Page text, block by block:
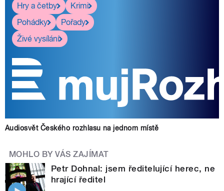
Hry a četby
Krimi
Pohádky
Pořady
Živé vysílání
Audiosvět Českého rozhlasu na jednom místě
MOHLO BY VÁS ZAJÍMAT
Petr Dohnal: jsem ředitelující herec, ne
hrající ředitel